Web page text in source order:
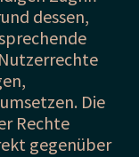
dessen,
Die
Rechte
gegenüber